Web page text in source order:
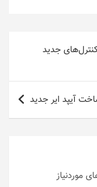
و کنترل‌های جدید
آیپد ایر جدید
موردنیاز